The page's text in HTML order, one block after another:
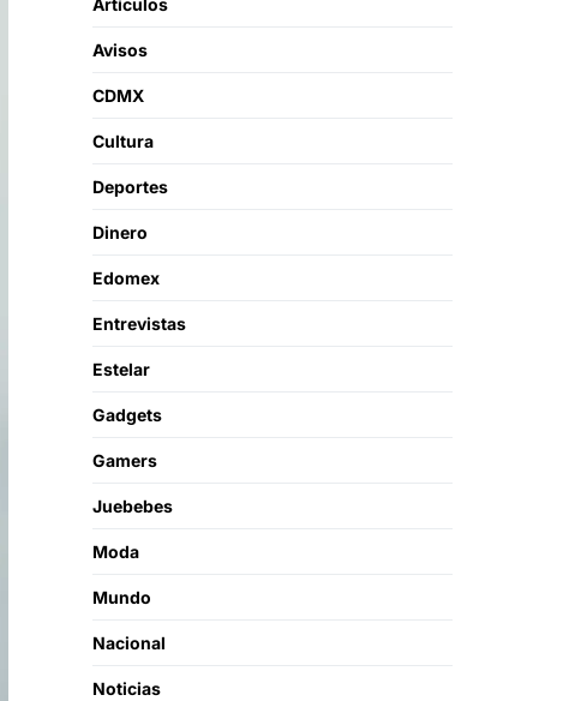
Artículos
Avisos
CDMX
Cultura
Deportes
Dinero
Edomex
Entrevistas
Estelar
Gadgets
Gamers
Juebebes
Moda
Mundo
Nacional
Noticias